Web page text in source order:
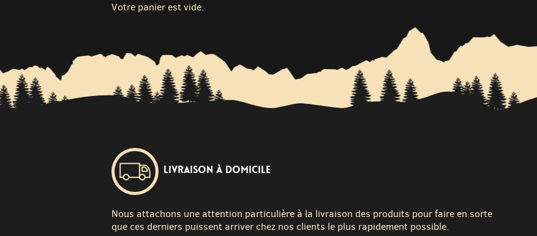
Votre panier est vide.
Livraison à domicile
Nous attachons une attention particulière à la livraison des produits pour faire en sorte
que ces derniers puissent arriver chez nos clients le plus rapidement possible.